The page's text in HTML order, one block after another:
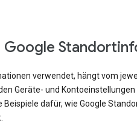
verwendet, hängt vom
Geräte- und Kontoeinstellungen
Beispiele dafür, wie Google